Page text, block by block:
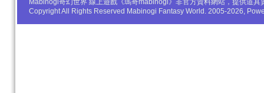
Mabinogi奇幻世界 線上遊戲《瑪奇mabinogi》非官方資料網站，提供道
Copyright All Rights Reserved Mabinogi Fantasy World. 2005-2026,